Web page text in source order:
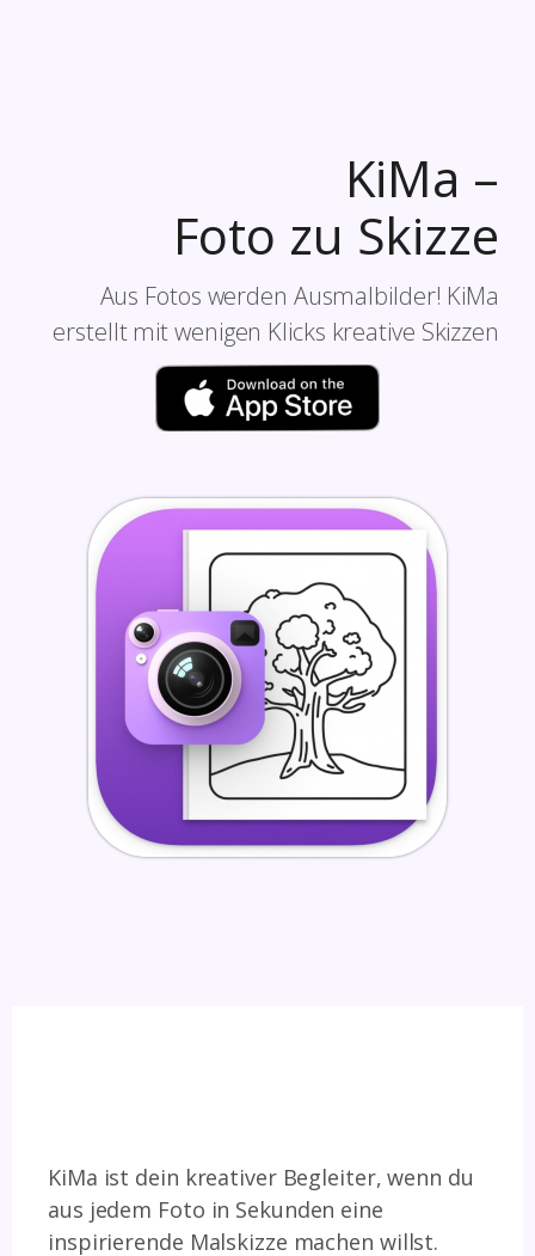
KiMa –
Foto zu Skizze
Aus Fotos werden Ausmalbilder! KiMa
erstellt mit wenigen Klicks kreative Skizzen
KiMa ist dein kreativer Begleiter, wenn du
aus jedem Foto in Sekunden eine
inspirierende Malskizze machen willst.